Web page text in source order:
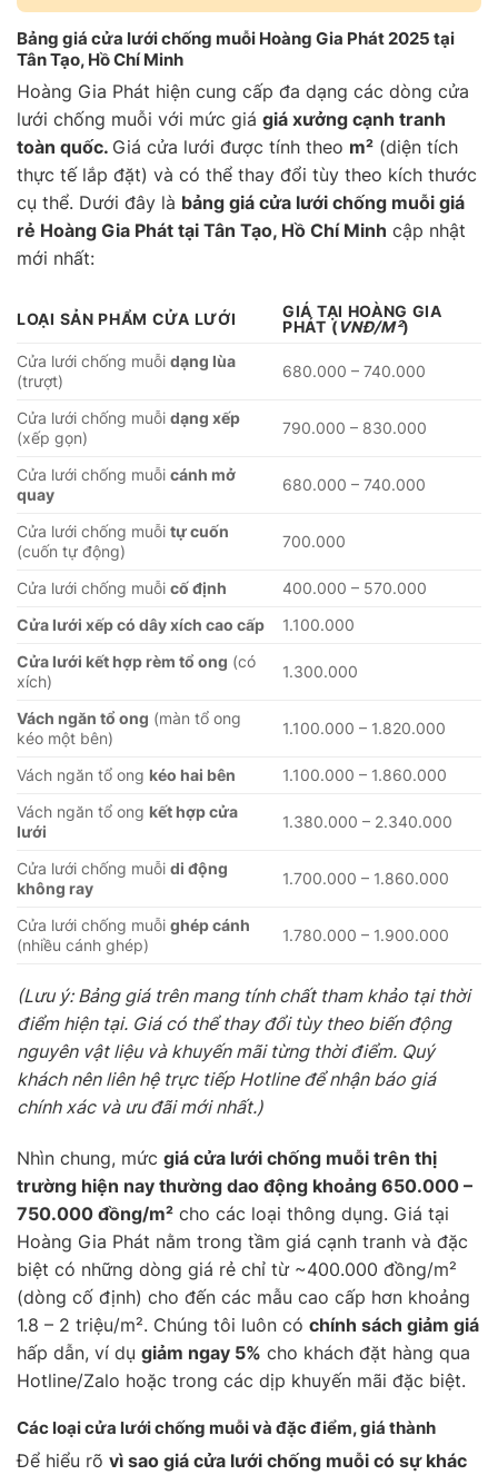
Bảng giá cửa lưới chống muỗi Hoàng Gia Phát 2025 tại
Tân Tạo, Hồ Chí Minh
Hoàng Gia Phát hiện cung cấp đa dạng các dòng cửa
lưới chống muỗi với mức giá giá xưởng cạnh tranh
toàn quốc. Giá cửa lưới được tính theo m² (diện tích
thực tế lắp đặt) và có thể thay đổi tùy theo kích thước
cụ thể. Dưới đây là bảng giá cửa lưới chống muỗi giá
rẻ Hoàng Gia Phát tại Tân Tạo, Hồ Chí Minh cập nhật
mới nhất:
LOẠI SẢN PHẨM CỬA LƯỚI
GIÁ TẠI HOÀNG GIA
PHÁT ( VNĐ/M²)
Cửa lưới chống muỗi dạng lùa
(trượt)
680.000 – 740.000
Cửa lưới chống muỗi dạng xếp
(xếp gọn)
790.000 – 830.000
Cửa lưới chống muỗi cánh mở
quay
680.000 – 740.000
Cửa lưới chống muỗi tự cuốn
(cuốn tự động)
700.000
Cửa lưới chống muỗi cố định
400.000 – 570.000
Cửa lưới xếp có dây xích cao cấp
1.100.000
Cửa lưới kết hợp rèm tổ ong (có
xích)
1.300.000
Vách ngăn tổ ong (màn tổ ong
kéo một bên)
1.100.000 – 1.820.000
Vách ngăn tổ ong kéo hai bên
1.100.000 – 1.860.000
Vách ngăn tổ ong kết hợp cửa
lưới
1.380.000 – 2.340.000
Cửa lưới chống muỗi di động
không ray
1.700.000 – 1.860.000
Cửa lưới chống muỗi ghép cánh
(nhiều cánh ghép)
1.780.000 – 1.900.000
(Lưu ý: Bảng giá trên mang tính chất tham khảo tại thời
điểm hiện tại. Giá có thể thay đổi tùy theo biến động
nguyên vật liệu và khuyến mãi từng thời điểm. Quý
khách nên liên hệ trực tiếp Hotline để nhận báo giá
chính xác và ưu đãi mới nhất.)
Nhìn chung, mức giá cửa lưới chống muỗi trên thị
trường hiện nay thường dao động khoảng 650.000 –
750.000 đồng/m² cho các loại thông dụng. Giá tại
Hoàng Gia Phát nằm trong tầm giá cạnh tranh và đặc
biệt có những dòng giá rẻ chỉ từ ~400.000 đồng/m²
(dòng cố định) cho đến các mẫu cao cấp hơn khoảng
1.8 – 2 triệu/m². Chúng tôi luôn có chính sách giảm giá
hấp dẫn, ví dụ giảm ngay 5% cho khách đặt hàng qua
Hotline/Zalo hoặc trong các dịp khuyến mãi đặc biệt.
Các loại cửa lưới chống muỗi và đặc điểm, giá thành
Để hiểu rõ vì sao giá cửa lưới chống muỗi có sự khác